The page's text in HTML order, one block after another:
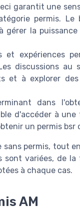
garantit une
permis. Le
la puissance
expériences
discussions au
et à explorer
dans
d'accéder à une
un permis bsr
permis, tout
sont variées, de la
à chaque cas.
AM